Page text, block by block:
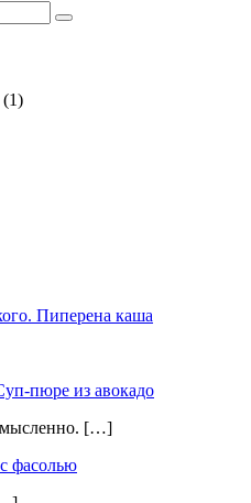
(1)
Пиперена каша
пюре из авокадо
[…]
фасолью